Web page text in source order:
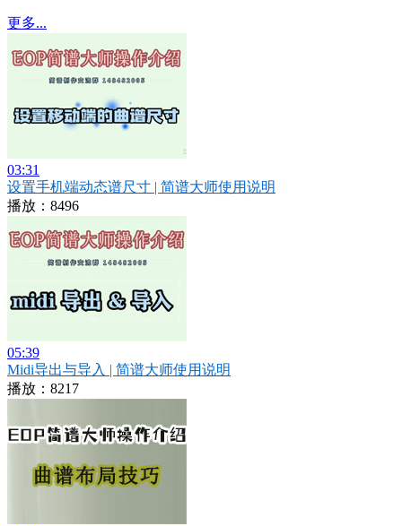
更多...
03:31
设置手机端动态谱尺寸 | 简谱大师使用说明
播放：8496
05:39
Midi导出与导入 | 简谱大师使用说明
播放：8217